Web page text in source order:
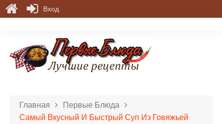
Главная
Первые Блюда
Самый Вкусный И Быстрый Суп Из Говяжьей
Вход